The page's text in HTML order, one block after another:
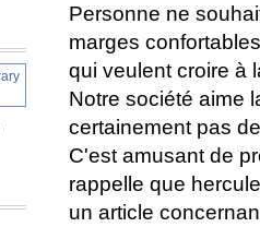
Personne ne
marges
qui veulent croire à
Notre société aime
certainement pas
C'est amusant de
rappelle que
un article